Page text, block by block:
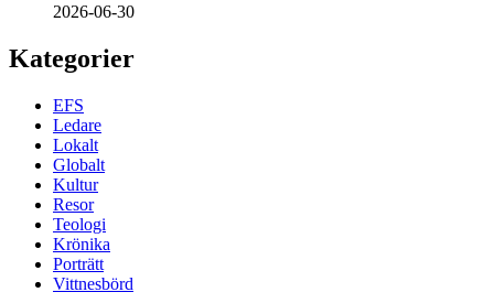
2026-06-30
Kategorier
EFS
Ledare
Lokalt
Globalt
Kultur
Resor
Teologi
Krönika
Porträtt
Vittnesbörd